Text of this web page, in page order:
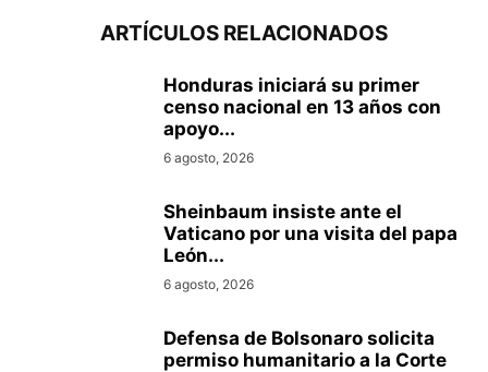
ARTÍCULOS RELACIONADOS
Honduras iniciará su primer
censo nacional en 13 años con
apoyo...
6 agosto, 2026
Sheinbaum insiste ante el
Vaticano por una visita del papa
León...
6 agosto, 2026
Defensa de Bolsonaro solicita
permiso humanitario a la Corte